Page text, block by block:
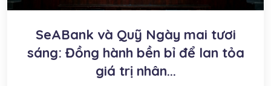
SeABank và Quỹ Ngày mai tươi
sáng: Đồng hành bền bỉ để lan tỏa
giá trị nhân...